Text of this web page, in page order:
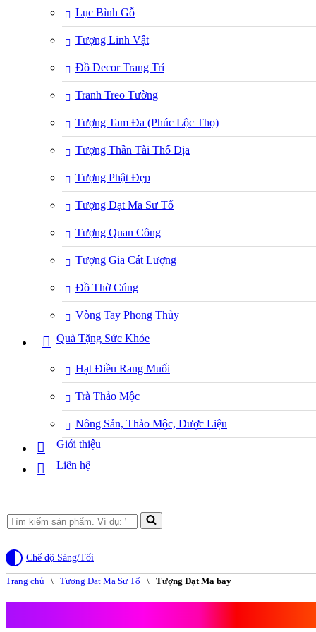
Lục Bình Gỗ
Tượng Linh Vật
Đồ Decor Trang Trí
Tranh Treo Tường
Tượng Tam Đa (Phúc Lộc Thọ)
Tượng Thần Tài Thổ Địa
Tượng Phật Đẹp
Tượng Đạt Ma Sư Tổ
Tượng Quan Công
Tượng Gia Cát Lượng
Đồ Thờ Cúng
Vòng Tay Phong Thủy
Quà Tặng Sức Khỏe
Hạt Điều Rang Muối
Trà Thảo Mộc
Nông Sản, Thảo Mộc, Dược Liệu
Giới thiệu
Liên hệ
Search
for...
Chế độ Sáng/Tối
Trang chủ \ Tượng Đạt Ma Sư Tổ \ Tượng Đạt Ma bay